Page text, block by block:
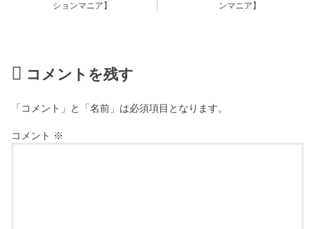
ションマニア】
ンマニア】
コメントを残す
「コメント」と「名前」は必須項目となります。
コメント ※